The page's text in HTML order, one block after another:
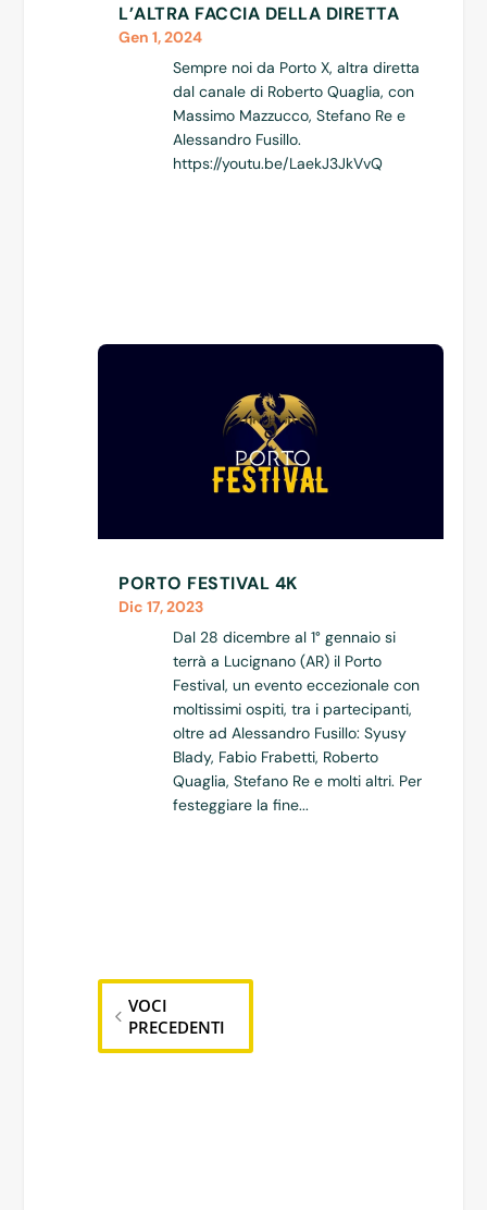
L’ALTRA FACCIA DELLA DIRETTA
Gen 1, 2024
Sempre noi da Porto X, altra diretta
dal canale di Roberto Quaglia, con
Massimo Mazzucco, Stefano Re e
Alessandro Fusillo.
https://youtu.be/LaekJ3JkVvQ
PORTO FESTIVAL 4K
Dic 17, 2023
Dal 28 dicembre al 1° gennaio si
terrà a Lucignano (AR) il Porto
Festival, un evento eccezionale con
moltissimi ospiti, tra i partecipanti,
oltre ad Alessandro Fusillo: Syusy
Blady, Fabio Frabetti, Roberto
Quaglia, Stefano Re e molti altri. Per
festeggiare la fine...
VOCI
PRECEDENTI